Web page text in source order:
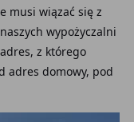
musi wiązać się z
wypożyczalni
z którego
adres domowy, pod